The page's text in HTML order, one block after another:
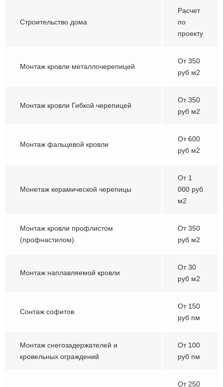
Строительство дома
Расчет
по
проекту
Монтаж кровли металлочерепицей
От 350
руб м2
Монтаж кровли Гибкой черепицей
От 350
руб м2
Монтаж фальцевой кровли
От 600
руб м2
Монетаж керамической черепицы
От 1
000 руб
м2
Монтаж кровли профлистом
(профнастилом)
От 350
руб м2
Монтаж наплавляемой кровли
От 30
руб м2
Сонтаж софитов
От 150
руб пм
Монтаж снегозадержателей и
кровельных ограждений
От 100
руб пм
От 250